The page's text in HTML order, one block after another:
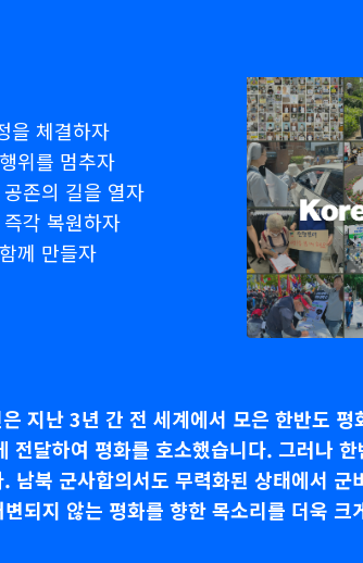
을 체결하자
위를 멈추자
존의 길을 열자
각 복원하자
께 만들자
지난 3년 간 전 세계에서 모은 한반도
전달하여 평화를 호소했습니다. 그러나
남북 군사합의서도 무력화된 상태에서
되지 않는 평화를 향한 목소리를 더욱